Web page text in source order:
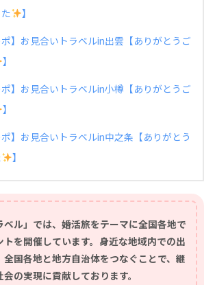
】
ポ】お見合いトラベルin出雲【ありがとうご
】
ポ】お見合いトラベルin小樽【ありがとうご
】
ポ】お見合いトラベルin中之条【ありがとう
】
ベル」では、婚活旅をテーマに全国各地で
トを開催しています。身近な地域内での出
全国各地と地方自治体をつなぐことで、継
の実現に貢献しております。